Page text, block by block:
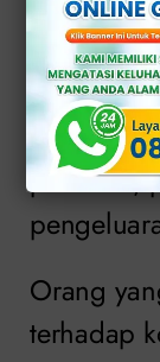
Saluran
dikenal
produksi,
Orang
terhadap